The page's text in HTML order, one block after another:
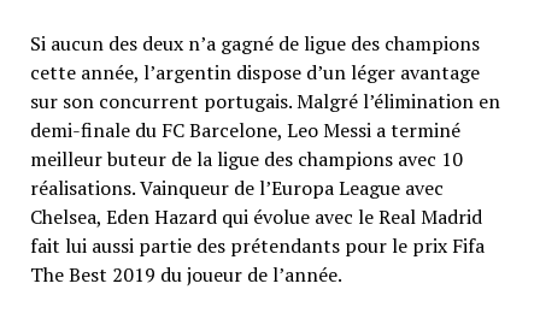
Si aucun des deux n’a gagné de ligue des champions
cette année, l’argentin dispose d’un léger avantage
sur son concurrent portugais. Malgré l’élimination en
demi-finale du FC Barcelone, Leo Messi a terminé
meilleur buteur de la ligue des champions avec 10
réalisations. Vainqueur de l’Europa League avec
Chelsea, Eden Hazard qui évolue avec le Real Madrid
fait lui aussi partie des prétendants pour le prix Fifa
The Best 2019 du joueur de l’année.